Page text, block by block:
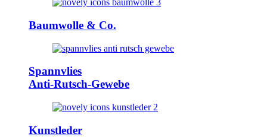
Baumwolle & Co.
Spannvlies
Anti-Rutsch-Gewebe
Kunstleder